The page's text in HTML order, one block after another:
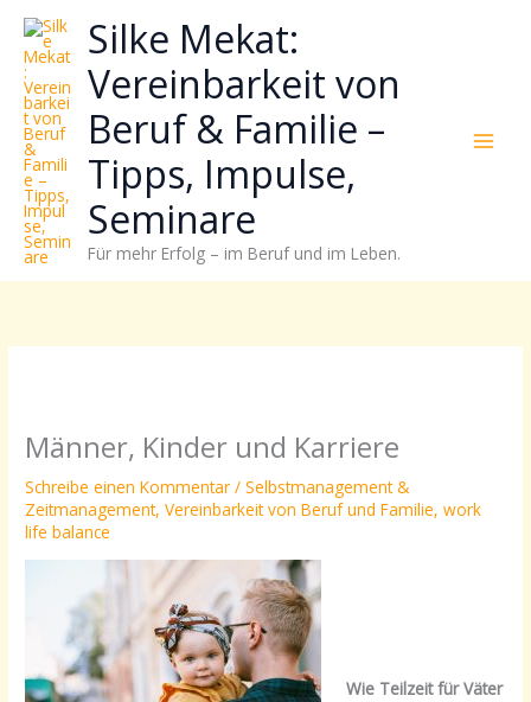
Zum
Inhalt
springen
Silke Mekat:
Vereinbarkeit von
Beruf & Familie –
Tipps, Impulse,
Seminare
Für mehr Erfolg – im Beruf und im Leben.
Männer, Kinder und Karriere
Schreibe einen Kommentar /Selbstmanagement &
Zeitmanagement,Vereinbarkeit von Beruf und Familie,work
life balance
Wie Teilzeit für Väter
wie
sich
Stress
reduzieren
Energie
gezielter
einsetzen
lässt?
Einfach